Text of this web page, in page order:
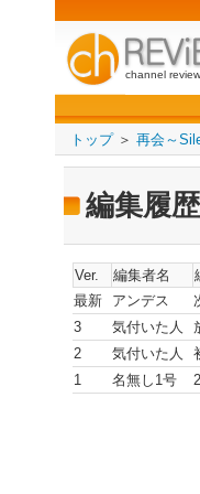
channel review
トップ＞ 再会～
編集履
Ver. 編集者名
最新
アンデス
3
気付いた人
2
気付いた人
1
名無し1号